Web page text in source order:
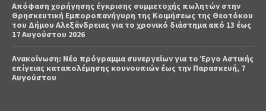
Απόφαση χορήγησης έγκρισης συμμετοχής πωλητών στην
Θρησκευτική Εμποροπανήγυρη της Κοιμήσεως της Θεοτόκου
του Δήμου Αλεξάνδρειας για το χρονικό διάστημα από 13 έως
17 Αυγούστου 2026
Ανακοίνωση: Νέο πρόγραμμα συνεργείων για το Έργο Αστικής
επίγειας καταπολέμησης κουνουπιών έως την Παρασκευή, 7
Αυγούστου